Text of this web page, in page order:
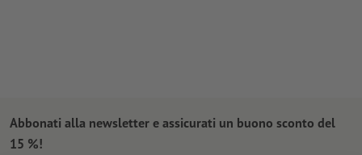
Abbonati alla newsletter e assicurati un buono sconto del
15 %!